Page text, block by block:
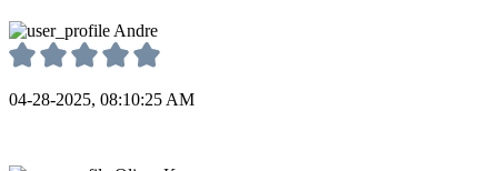
Andre
04-28-2025, 08:10:25 AM